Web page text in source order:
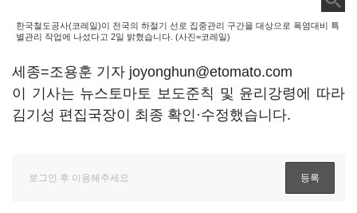
한국철도공사(코레일)이 전국의 하절기 선로 집중관리 구간을 대상으로 폭염대비 특
별관리 작업에 나섰다고 2일 밝혔습니다. (사진=코레일)
세종=조용훈 기자 joyonghun@etomato.com
이 기사는 뉴스토마토 보도준칙 및 윤리강령에 따라
김기성 편집국장이 최종 확인·수정했습니다.